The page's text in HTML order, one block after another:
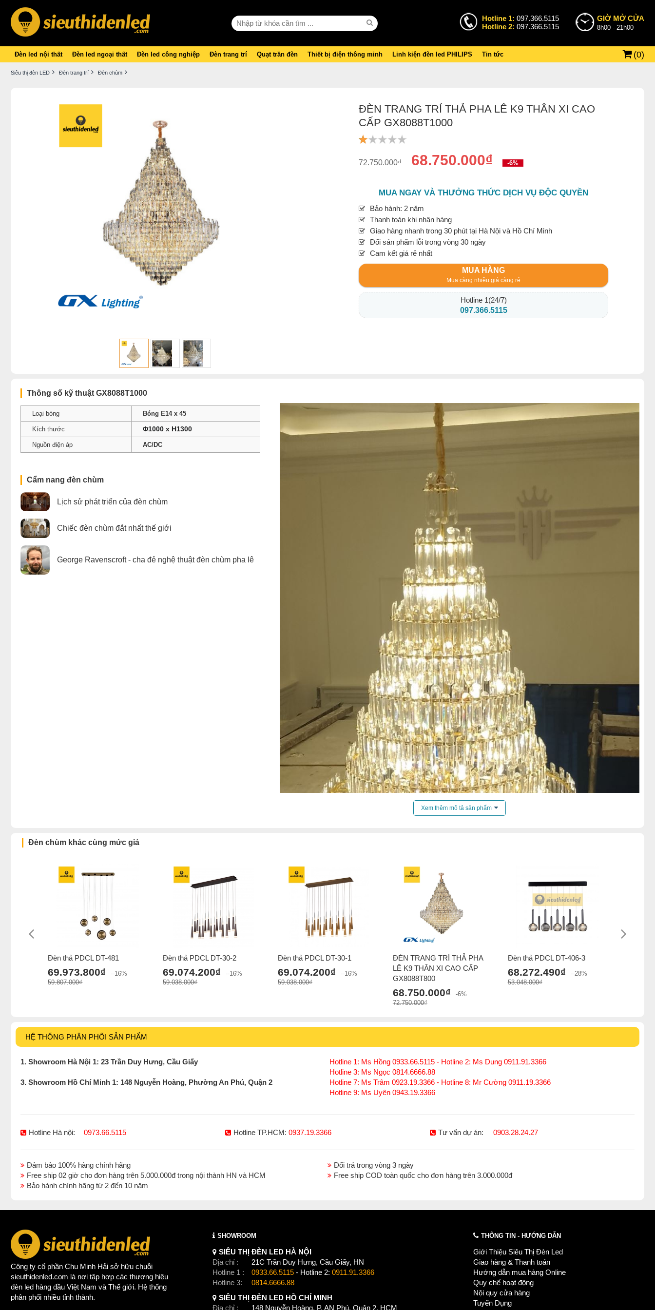
Hotline 1: 097.366.5115
Hotline 2: 097.366.5115
GIỜ MỞ CỬA
8h00 - 21h00
Đèn led nội thất Đèn led ngoại thất Đèn led công nghiệp Đèn trang trí Quạt trần đèn Thiết bị điện thông minh Linh kiện đèn led PHILIPS Tin tức (0)
Siêu thị đèn LED Đèn trang trí Đèn chùm
ĐÈN TRANG TRÍ THẢ PHA LÊ K9 THÂN XI CAO
CẤP GX8088T1000
72.750.000₫ 68.750.000₫ -6%
MUA NGAY VÀ THƯỞNG THỨC DỊCH VỤ ĐỘC QUYỀN
Bảo hành: 2 năm
Thanh toán khi nhận hàng
Giao hàng nhanh trong 30 phút tại Hà Nội và Hồ Chí Minh
Đổi sản phẩm lỗi trong vòng 30 ngày
Cam kết giá rẻ nhất
MUA HÀNG
Mua càng nhiều giá càng rẻ
Hotline 1(24/7)
097.366.5115
Thông số kỹ thuật GX8088T1000
Loại bóng Bóng E14 x 45
Kích thước Φ1000 x H1300
Nguồn điện áp AC/DC
Cẩm nang đèn chùm
Lịch sử phát triển của đèn chùm
Chiếc đèn chùm đắt nhất thế giới
George Ravenscroft - cha đẻ nghệ thuật đèn chùm pha lê
Click để xem thêm chiết khấu, quà tặng và khuyến mãi của
Xem thêm mô tả sản phẩm
Đèn chùm khác cùng mức giá
Đèn thả PDCL DT-481
69.973.800₫
--16%
59.807.000₫
Đèn thả PDCL DT-30-2
69.074.200₫
--16%
59.038.000₫
Đèn thả PDCL DT-30-1
69.074.200₫
--16%
59.038.000₫
ĐÈN TRANG TRÍ THẢ PHA
LÊ K9 THÂN XI CAO CẤP
GX8088T800
68.750.000₫
-6%
72.750.000₫
Đèn thả PDCL DT-406-3
68.272.490₫
--28%
53.048.000₫
HỆ THỐNG PHÂN PHỐI SẢN PHẨM
1. Showroom Hà Nội 1: 23 Trần Duy Hưng, Cầu Giấy
Hotline 1: Ms Hồng 0933.66.5115 - Hotline 2: Ms Dung 0911.91.3366
Hotline 3: Ms Ngọc 0814.6666.88
3. Showroom Hồ Chí Minh 1: 148 Nguyễn Hoàng, Phường An Phú, Quận 2
Hotline 7: Ms Trâm 0923.19.3366 - Hotline 8: Mr Cường 0911.19.3366
Hotline 9: Ms Uyên 0943.19.3366
Hotline Hà nội: 0973.66.5115 Hotline TP.HCM: 0937.19.3366 Tư vấn dự án: 0903.28.24.27
Đảm bảo 100% hàng chính hãng
Đổi trả trong vòng 3 ngày
Free ship 02 giờ cho đơn hàng trên 5.000.000đ trong nội thành HN và HCM
Free ship COD toàn quốc cho đơn hàng trên 3.000.000đ
Bảo hành chính hãng từ 2 đến 10 năm
Công ty cổ phần Chu Minh Hải sở hữu chuỗi
sieuthidenled.com là nơi tập hợp các thương hiệu
đèn led hàng đầu Việt Nam và Thế giới. Hệ thống
phân phối nhiều tỉnh thành.
SHOWROOM
SIÊU THỊ ĐÈN LED HÀ NỘI
Địa chỉ :
21C Trần Duy Hưng, Cầu Giấy, HN
Hotline 1 :
0933.66.5115 - Hotline 2: 0911.91.3366
Hotline 3:
0814.6666.88
SIÊU THỊ ĐÈN LED HỒ CHÍ MINH
Địa chỉ :
148 Nguyễn Hoàng, P. AN Phú, Quận 2, HCM
THÔNG TIN - HƯỚNG DẪN
Giới Thiệu Siêu Thị Đèn Led
Giao hàng & Thanh toán
Hướng dẫn mua hàng Online
Quy chế hoạt động
Nội quy cửa hàng
Tuyển Dụng